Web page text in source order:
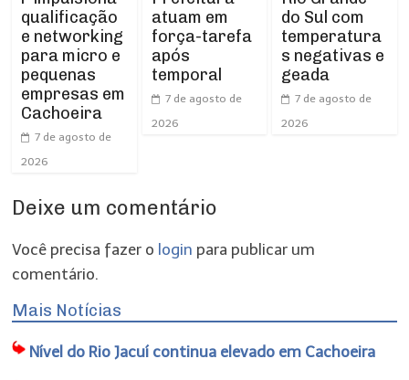
qualificação
e networking
para micro e
pequenas
empresas em
Cachoeira
7 de agosto de
2026
atuam em
força-tarefa
após
temporal
7 de agosto de
2026
do Sul com
temperatura
s negativas e
geada
7 de agosto de
2026
Deixe um comentário
Você precisa fazer o login para publicar um
comentário.
Mais Notícias
Nível do Rio Jacuí continua elevado em Cachoeira